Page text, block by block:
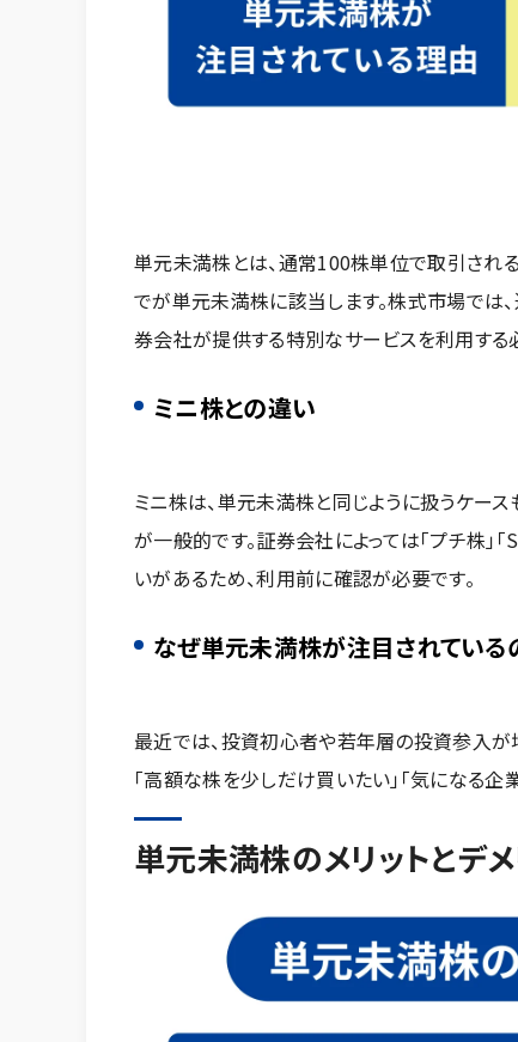
単元未満株とは、通常100株単位で取引され
でが単元未満株に該当します。株式市場では
券会社が提供する特別なサービスを利用する
ミニ株との違い
ミニ株は、単元未満株と同じように扱うケー
が一般的です。証券会社によっては「プチ株」
いがあるため、利用前に確認が必要です。
なぜ単元未満株が注目されている
最近では、投資初心者や若年層の投資参入が
「高額な株を少しだけ買いたい」「気になる
単元未満株のメリットとデメ